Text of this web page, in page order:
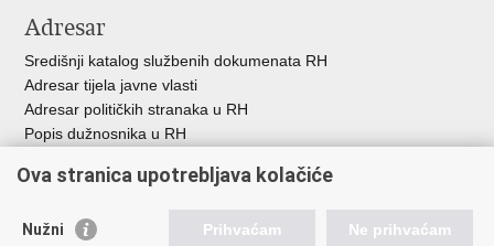
Adresar
Središnji katalog službenih dokumenata RH
Adresar tijela javne vlasti
Adresar političkih stranaka u RH
Popis dužnosnika u RH
Pozivi za žurnu pomoć
Važne poveznice
Ova stranica upotrebljava kolačiće
Nužni Prihvaćam Ne prihvaćam